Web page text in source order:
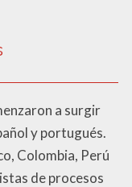
a surgir
y portugués.
Colombia, Perú
de procesos